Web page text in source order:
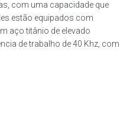
com uma capacidade que
estão equipados com
aço titânio de elevado
de trabalho de 40 Khz, com